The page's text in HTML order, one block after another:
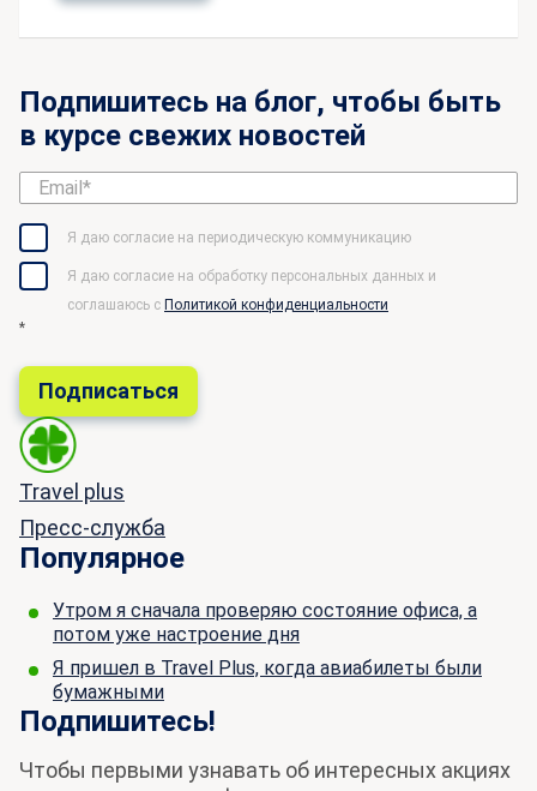
Подпишитесь на блог, чтобы быть
в курсе свежих новостей
Я даю согласие на периодическую коммуникацию
Я даю согласие на обработку персональных данных и
соглашаюсь c Политикой конфиденциальности
*
Travel plus
Пресс-служба
Популярное
Утром я сначала проверяю состояние офиса, а
потом уже настроение дня
Я пришел в Travel Plus, когда авиабилеты были
бумажными
Подпишитесь!
Чтобы первыми узнавать об интересных акциях